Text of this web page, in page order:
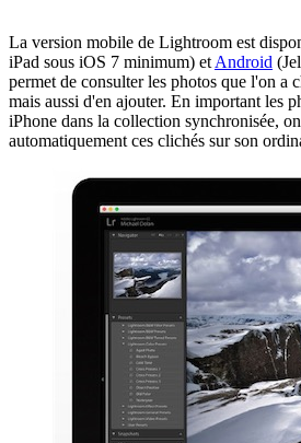
La version mobile de Lightroom est
iPad sous iOS 7 minimum) et Android
permet de consulter les photos que l'on a
mais aussi d'en ajouter. En important les
iPhone dans la collection synchronisée,
automatiquement ces clichés sur son